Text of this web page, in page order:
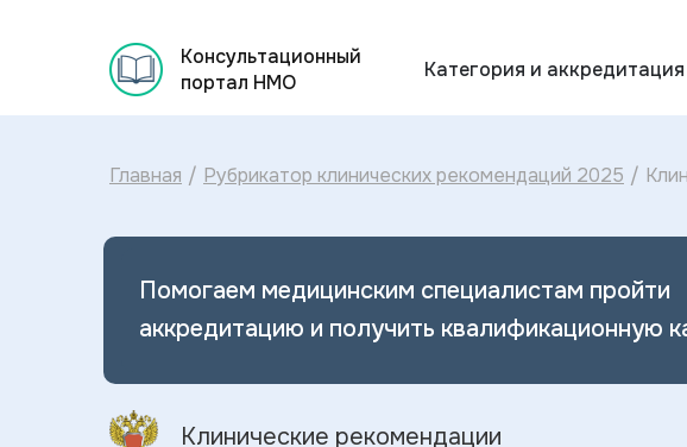
Консультационный
портал НМО
Категория и аккредитация
Главная / Рубрикатор клинических рекомендаций 2025 /
Помогаем медицинским специалистам пройти
аккредитацию и получить квалификационную
Клинические рекомендации